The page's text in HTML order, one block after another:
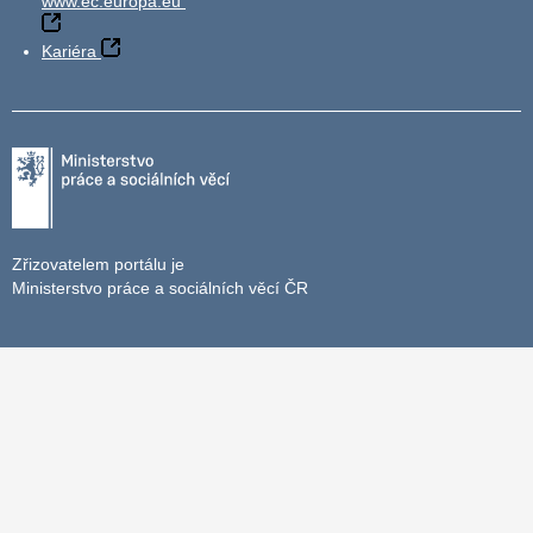
Kariéra
Zřizovatelem portálu je
Ministerstvo práce a sociálních věcí ČR